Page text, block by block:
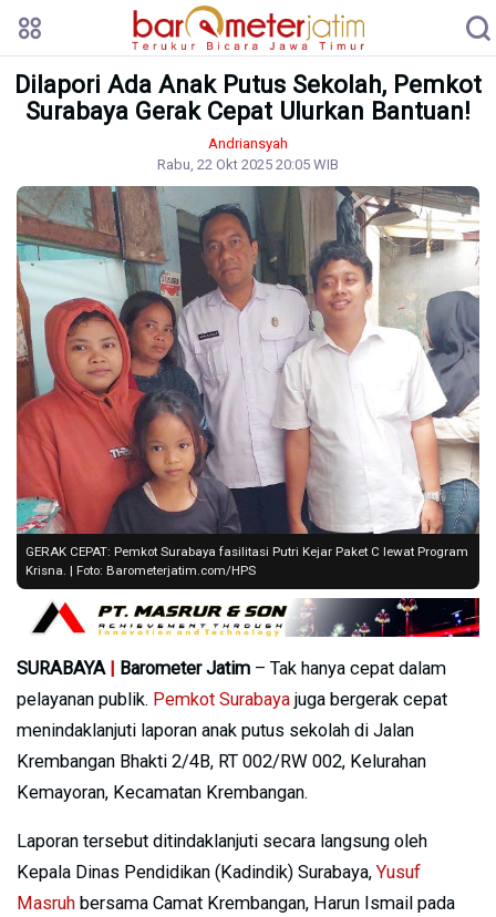
Dilapori Ada Anak Putus Sekolah, Pemkot
Surabaya Gerak Cepat Ulurkan Bantuan!
Andriansyah
Rabu, 22 Okt 2025 20:05 WIB
GERAK CEPAT: Pemkot Surabaya fasilitasi Putri Kejar Paket C lewat Program
Krisna. | Foto: Barometerjatim.com/HPS
SURABAYA Barometer Jatim – Tak hanya cepat dalam
pelayanan publik. Pemkot Surabaya juga bergerak cepat
menindaklanjuti laporan anak putus sekolah di Jalan
Krembangan Bhakti 2/4B, RT 002/RW 002, Kelurahan
Kemayoran, Kecamatan Krembangan.
Laporan tersebut ditindaklanjuti secara langsung oleh
Kepala Dinas Pendidikan (Kadindik) Surabaya,Yusuf
Masruh bersama Camat Krembangan, Harun Ismail pada